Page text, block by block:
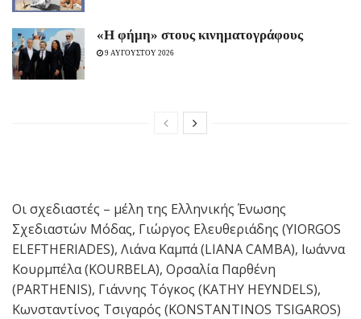
«H φήμη» στους κινηματογράφους
9 ΑΥΓΟΥΣΤΟΥ 2026
Οι σχεδιαστές – μέλη της Ελληνικής Ένωσης
Σχεδιαστών Μόδας, Γιώργος Ελευθεριάδης (YIORGOS
ELEFTHERIADES), Λιάνα Καμπά (LIANA CAMBA), Ιωάννα
Κουρμπέλα (KOURBELA), Ορσαλία Παρθένη
(PARTHENIS), Γιάννης Τόγκος (KATHY HEYNDELS),
Κωνσταντίνος Τσιγαρός (KONSTANTINOS TSIGAROS)